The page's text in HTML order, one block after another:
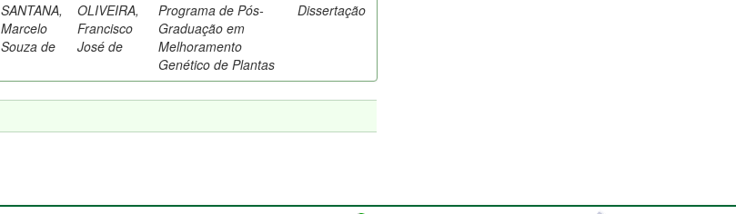
SANTANA,
Marcelo
Souza de
OLIVEIRA,
Francisco
José de
Programa de Pós-
Graduação em
Melhoramento
Genético de Plantas
Dissertação